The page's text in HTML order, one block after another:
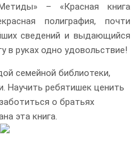
– «Красная книга
полиграфия, почти
сведений и выдающийся
в руках одно удовольствие!
семейной библиотеки,
Научить ребятишек ценить
о братьях
эта книга.